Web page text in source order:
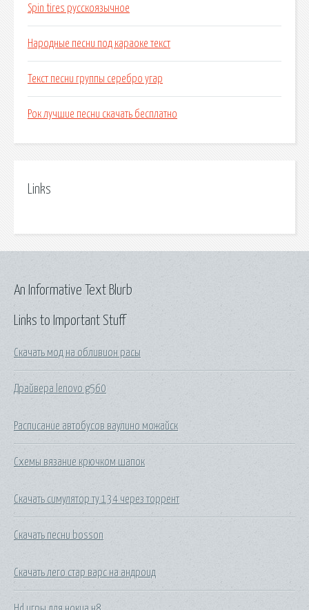
Spin tires русскоязычное
Народные песни под караоке текст
Текст песни группы серебро угар
Рок лучшие песни скачать бесплатно
Links
Links to Important Stuff
Скачать мод на обливион расы
Драйвера lenovo g560
Расписание автобусов ваулино можайск
Схемы вязание крючком шапок
Скачать симулятор ту 134 через торрент
Скачать песни bosson
Скачать лего стар варс на андроид
An Informative Text Blurb